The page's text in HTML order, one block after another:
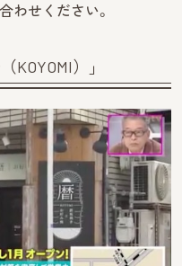
わせください。
）」